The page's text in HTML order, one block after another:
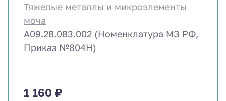
Тяжелые металлы и микроэлементы
моча
A09.28.083.002 (Номенклатура МЗ РФ,
Приказ №804Н)
1 160 ₽